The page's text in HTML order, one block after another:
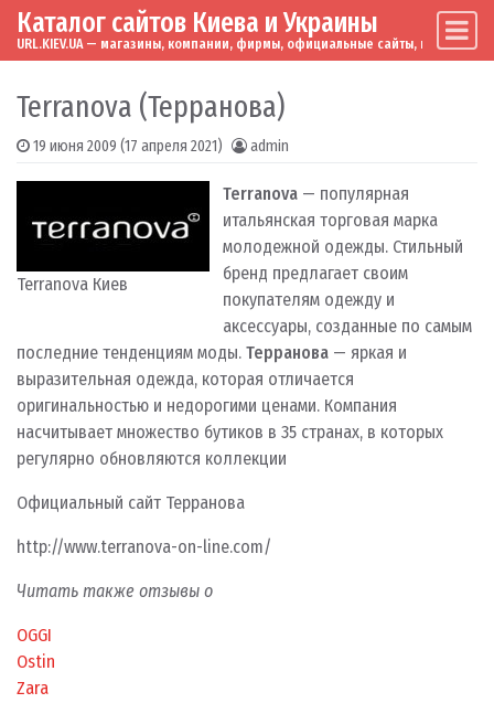
Skip to content
Main Navigation
Каталог сайтов Киева и Украины
URL.KIEV.UA — магазины, компании, фирмы, официальные сайты, мировые
Terranova (Терранова)
19 июня 2009 (17 апреля 2021) admin
Terranova Киев
Terranova — популярная
итальянская торговая марка
молодежной одежды. Стильный
бренд предлагает своим
покупателям одежду и
аксессуары, созданные по самым
последние тенденциям моды. Терранова — яркая и
выразительная одежда, которая отличается
оригинальностью и недорогими ценами. Компания
насчитывает множество бутиков в 35 странах, в которых
регулярно обновляются коллекции
Официальный сайт Терранова
http://www.terranova-on-line.com/
Читать также отзывы о
OGGI
Ostin
Zara